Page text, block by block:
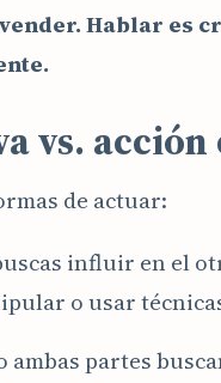
Hablar es
vs.
de actuar:
influir en el
o usar
ambas partes